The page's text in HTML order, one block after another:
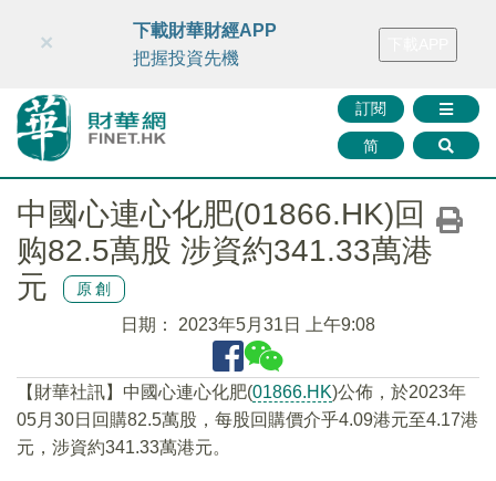
財華智庫網 FINTV FINMETA 財華證券 媒體矩陣
訂閱
简
×
下載財華財經APP
把握投資先機
中國心連心化肥(01866.HK)回
购82.5萬股 涉資約341.33萬港
元
原創
日期： 2023年5月31日 上午9:08
【財華社訊】中國心連心化肥(01866.HK)公佈，於2023年
05月30日回購82.5萬股，每股回購價介乎4.09港元至4.17港
元，涉資約341.33萬港元。